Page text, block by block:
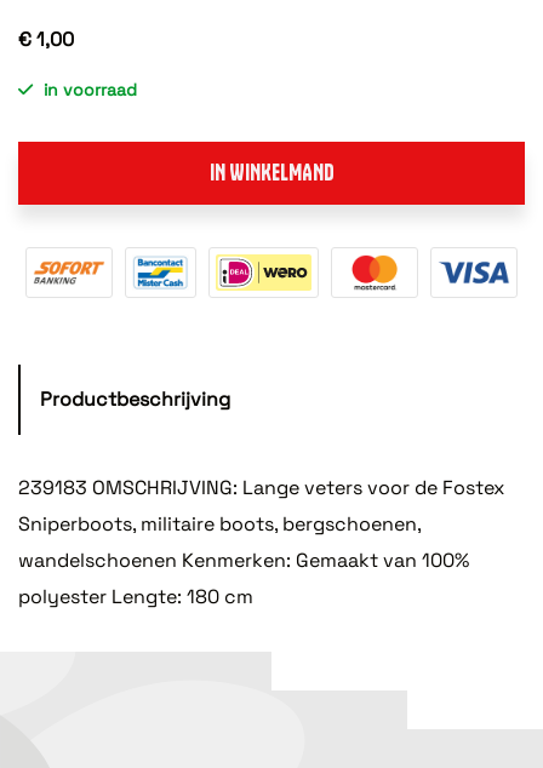
€ 1,00
in voorraad
IN WINKELMAND
Productbeschrijving
239183 OMSCHRIJVING: Lange veters voor de Fostex
Sniperboots, militaire boots, bergschoenen,
wandelschoenen Kenmerken: Gemaakt van 100%
polyester Lengte: 180 cm